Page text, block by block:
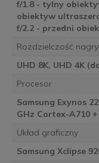
f/1.8 - tylny
obiektyw
f/2.2 - przedni
Rozdzielczość
UHD 8K, UHD 4K
Procesor
Samsung Exynos
GHz Cortex-A710
Układ graficzny
Samsung Xclipse